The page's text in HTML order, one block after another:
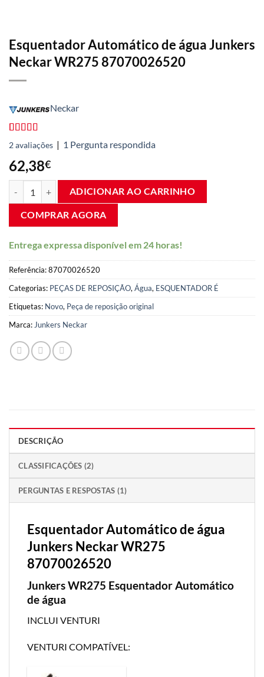
Esquentador Automático de água Junkers
Neckar WR275 87070026520
Neckar
Avaliado
em 5,00de
5 com base
em
2
avaliações
de clientes.
2avaliações | 1 Pergunta respondida
62,38€
Esquentador Automático de água Junkers Neckar WR275, número
ADICIONAR AO CARRINHO
COMPRAR AGORA
Entrega expressa disponível em 24 horas!
Referência:87070026520
Categorias: PEÇAS DE REPOSIÇÃO, Água, ESQUENTADOR É
Etiquetas: Novo, Peça de reposição original
Marca: Junkers Neckar
DESCRIÇÃO
CLASSIFICAÇÕES (2)
PERGUNTAS E RESPOSTAS (1)
Esquentador Automático de água
Junkers Neckar WR275
87070026520
Junkers WR275 Esquentador Automático
de água
INCLUI VENTURI
VENTURI COMPATÍVEL: